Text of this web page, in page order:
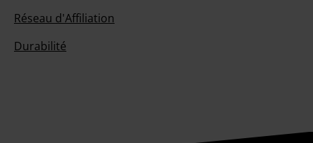
Réseau d'Affiliation
Durabilité